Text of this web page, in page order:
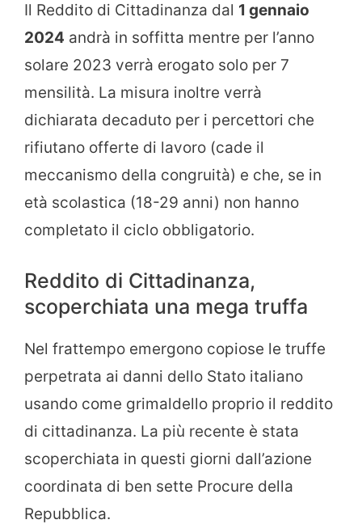
Il Reddito di Cittadinanza dal 1 gennaio
2024 andrà in soffitta mentre per l’anno
solare 2023 verrà erogato solo per 7
mensilità. La misura inoltre verrà
dichiarata decaduto per i percettori che
rifiutano offerte di lavoro (cade il
meccanismo della congruità) e che, se in
età scolastica (18-29 anni) non hanno
completato il ciclo obbligatorio.
Reddito di Cittadinanza,
scoperchiata una mega truffa
Nel frattempo emergono copiose le truffe
perpetrata ai danni dello Stato italiano
usando come grimaldello proprio il reddito
di cittadinanza. La più recente è stata
scoperchiata in questi giorni dall’azione
coordinata di ben sette Procure della
Repubblica.